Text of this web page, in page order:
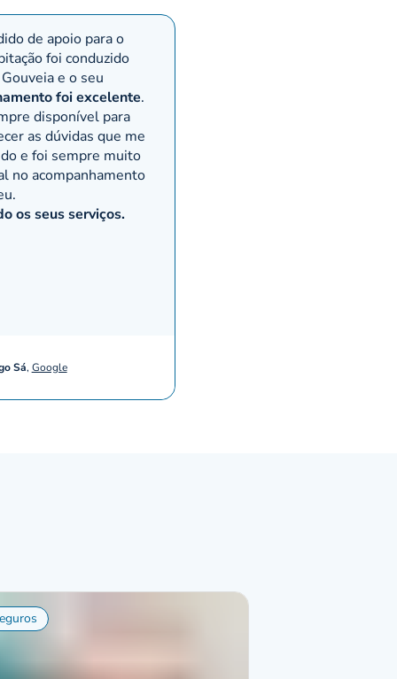
de apoio para o
foi conduzido
e o seu
foi excelente.
disponível para
as dúvidas que me
e foi sempre muito
no acompanhamento
os seus serviços.
Sá, Google